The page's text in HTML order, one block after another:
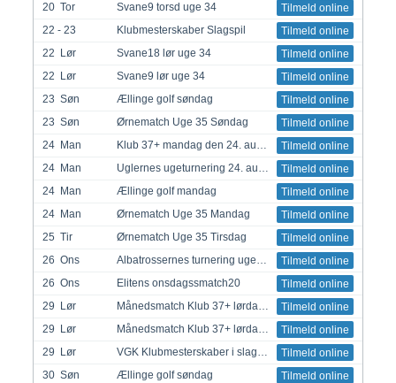
20 Tor Tilmeld online
Svane9 torsd uge 34
22 - 23
Tilmeld online
Klubmesterskaber Slagspil
22
Lør Tilmeld online
Svane18 lør uge 34
22
Lør Tilmeld online
Svane9 lør uge 34
23 Søn Tilmeld online
Ællinge golf søndag
23 Søn Tilmeld online
Ørnematch Uge 35 Søndag
24 Man Tilmeld online
Klub 37+ mandag den 24. august 226
24 Man Tilmeld online
Uglernes ugeturnering 24. aug. 2026
24 Man Tilmeld online
Ællinge golf mandag
24 Man Tilmeld online
Ørnematch Uge 35 Mandag
25 Tir Tilmeld online
Ørnematch Uge 35 Tirsdag
26 Ons Tilmeld online
Albatrossernes turnering uge 35
26 Ons Tilmeld online
Elitens onsdagssmatch20
29
Lør Tilmeld online
Månedsmatch Klub 37+ lørdag d. 29. august 2026
29
Lør Tilmeld online
Månedsmatch Klub 37+ lørdag d. 29. august 2026
29
Lør Tilmeld online
VGK Klubmesterskaber i slagspil for aldersgrupper 2026
30 Søn Tilmeld online
Ællinge golf søndag